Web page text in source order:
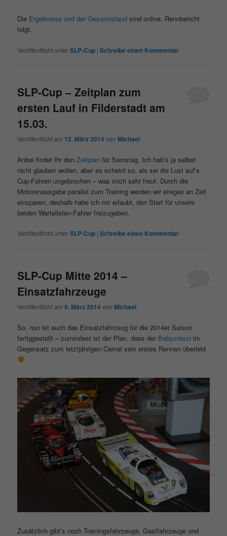
Die Ergebnisse und der Gesamtstand sind online, Rennbericht
folgt.
Veröffentlicht unterSLP-Cup |Schreibe einen Kommentar
SLP-Cup – Zeitplan zum
ersten Lauf in Filderstadt am
15.03.
Veröffentlicht am 12. März 2014 von Michael
Anbei findet Ihr denZeitplanfür Samstag. Ich hab’s ja selbst
nicht glauben wollen, aber es scheint so, als sei die Lust auf’s
Cup-Fahren ungebrochen – was mich sehr freut. Durch die
Motorenausgabe parallel zum Training werden wir einiges an Zeit
einsparen, deshalb habe ich mir erlaubt, den Start für unsere
beiden Wartelisten-Fahrer freizugeben.
Veröffentlicht unterSLP-Cup |Schreibe einen Kommentar
SLP-Cup Mitte 2014 –
Einsatzfahrzeuge
Veröffentlicht am9. März 2014 von Michael
So, nun ist auch das Einsatzfahrzeug für die 2014er Saison
fertiggestellt – zumindest ist der Plan, dass der Babycresci im
Gegensatz zum letztjährigen Camel sein erstes Rennen überlebt
Zusätzlich gibt’s noch Trainingsfahrzeuge, Gastfahrzeuge und